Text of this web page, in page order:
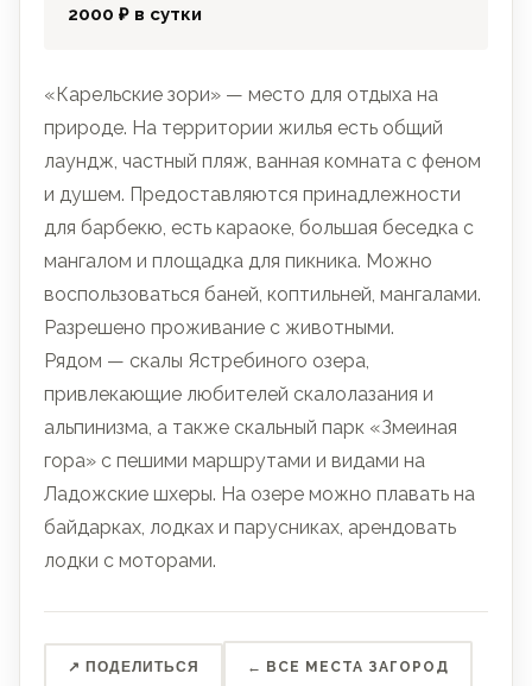
2000 ₽ в сутки
«Карельские зори» — место для отдыха на
природе. На территории жилья есть общий
лаундж, частный пляж, ванная комната с феном
и душем. Предоставляются принадлежности
для барбекю, есть караоке, большая беседка с
мангалом и площадка для пикника. Можно
воспользоваться баней, коптильней, мангалами.
Разрешено проживание с животными.
Рядом — скалы Ястребиного озера,
привлекающие любителей скалолазания и
альпинизма, а также скальный парк «Змеиная
гора» с пешими маршрутами и видами на
Ладожские шхеры. На озере можно плавать на
байдарках, лодках и парусниках, арендовать
лодки с моторами.
↗ ПОДЕЛИТЬСЯ ← ВСЕ МЕСТА ЗАГОРОД